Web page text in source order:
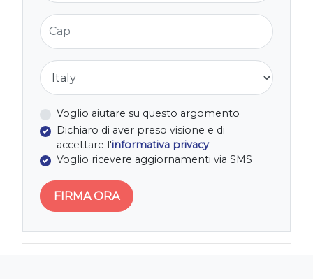
Cap
Nazione
Voglio aiutare su questo argomento
Dichiaro di aver preso visione e di
accettare l'informativa privacy
Voglio ricevere aggiornamenti via SMS